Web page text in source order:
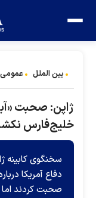
بین الملل عمومی
ژاپن: صحبت
خلیج‌فارس
سخنگوی کابینه
دفاع آمریکا
صحبت کردند اما